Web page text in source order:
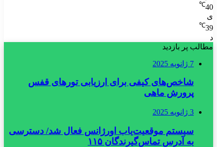
40
℃
ی
39
℃
د
مطالب پر بازدید
7 ژانویه 2025
شاخص‌های کیفی برای ارزیابی تورهای قفس
پرورش ماهی
3 ژانویه 2025
سیستم موقعیت‌یاب اورژانس فعال شد/ دسترسی
به آدرس تماس‌گیرندگان ۱۱۵